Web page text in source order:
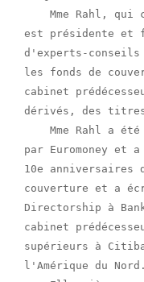
Mme Rahl, qui
est présidente et
d'experts-
les fonds de
cabinet
dérivés, des
Mme Rahl a
par Euromoney
10e
couverture et a
Directorship à
cabinet
supérieurs à
l'Amérique du Nord.